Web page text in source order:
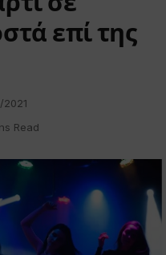
επί της
2021
Read